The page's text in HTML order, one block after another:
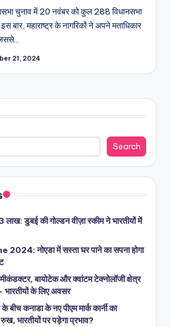
चुनाव में 20 नवंबर को कुल 288 विधानसभा
बार, महाराष्ट्र के नागरिकों ने अपने मताधिकार
21, 2024
Search
डुबई की गोल्डन वीज़ा स्कीम ने भारतीयों में
नोएडा में सस्ता घर पाने का सपना होगा
बायोटेक और क्वांटम टेक्नोलॉजी क्षेत्र
भारतीयों के लिए अवसर
बीच कनाडा के नए पीएम मार्क कार्नी का
भारतीयों पर पड़ेगा प्रभाव?